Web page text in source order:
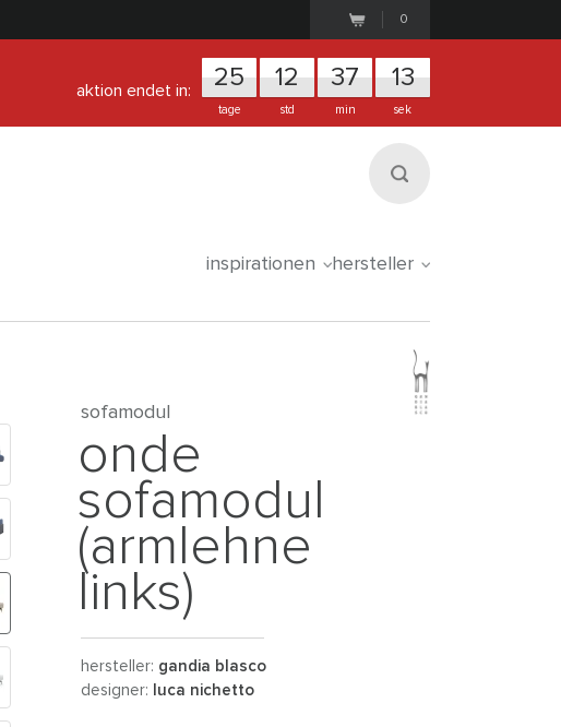
0
aktion endet in: 25
tage
12
std
37
min
12
sek
inspirationen hersteller
sofamodul
onde
sofamodul
(armlehne
links)
hersteller: gandia blasco
designer:
luca nichetto